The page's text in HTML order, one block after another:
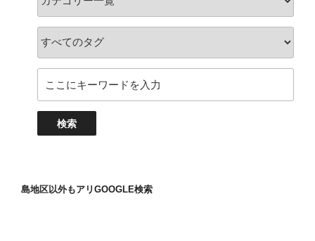
島地区以外もアリGOOGLE検索